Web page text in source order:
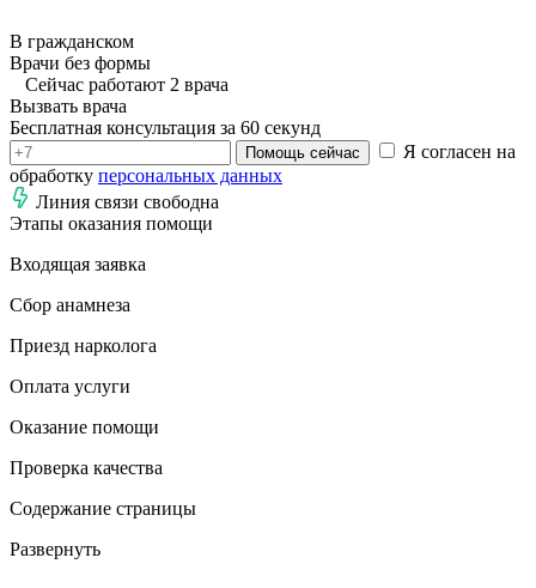
В гражданском
Врачи без формы
Сейчас работают 2 врача
Вызвать врача
Бесплатная консультация за 60 секунд
Помощь сейчас
Я согласен на
обработку персональных данных
Линия связи свободна
Этапы оказания помощи
Входящая заявка
Сбор анамнеза
Приезд нарколога
Оплата услуги
Оказание помощи
Проверка качества
Содержание страницы
Развернуть